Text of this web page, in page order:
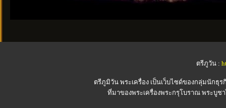
ตรีภูวัน :
ตรีภูมิวัน พระเครื่อง เป็นเว็บไซด์ของกลุ่มนักธุ
ที่มาของพระเครื่องพระกรุโบราณ พระบู